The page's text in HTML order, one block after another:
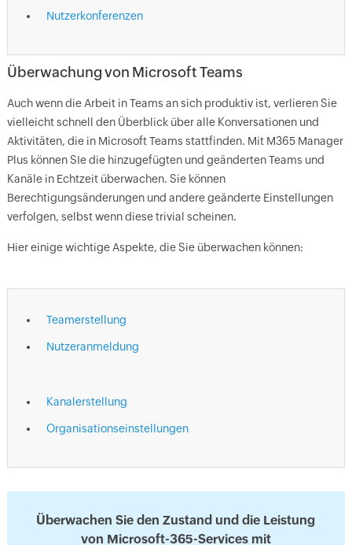
Nutzerkonferenzen
Überwachung von Microsoft Teams
Auch wenn die Arbeit in Teams an sich produktiv ist, verlieren Sie
vielleicht schnell den Überblick über alle Konversationen und
Aktivitäten, die in Microsoft Teams stattfinden. Mit M365 Manager
Plus können SIe die hinzugefügten und geänderten Teams und
Kanäle in Echtzeit überwachen. Sie können
Berechtigungsänderungen und andere geänderte Einstellungen
verfolgen, selbst wenn diese trivial scheinen.
Hier einige wichtige Aspekte, die Sie überwachen können:
Teamerstellung
Nutzeranmeldung
Kanalerstellung
Organisationseinstellungen
Überwachen Sie den Zustand und die Leistung
von Microsoft-365-Services mit